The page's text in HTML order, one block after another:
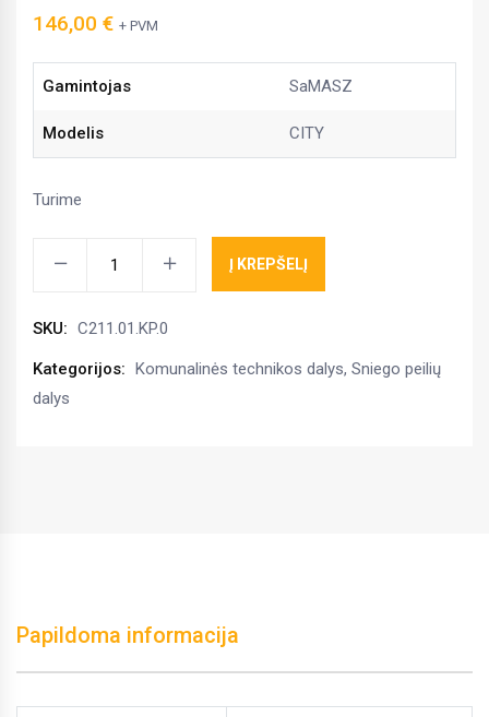
146,00 € + PVM
Gamintojas SaMASZ
Modelis CITY
Turime
150,
C211.01.KP.00
kiekis
Į KREPŠELĮ
SKU: C211.01.KP.0
Kategorijos: Komunalinės technikos dalys, Sniego peilių
dalys
Papildoma informacija